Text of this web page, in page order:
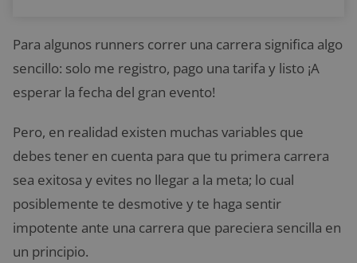
Para algunos runners correr una carrera significa algo
sencillo: solo me registro, pago una tarifa y listo ¡A
esperar la fecha del gran evento!
Pero, en realidad existen muchas variables que
debes tener en cuenta para que tu primera carrera
sea exitosa y evites no llegar a la meta; lo cual
posiblemente te desmotive y te haga sentir
impotente ante una carrera que pareciera sencilla en
un principio.